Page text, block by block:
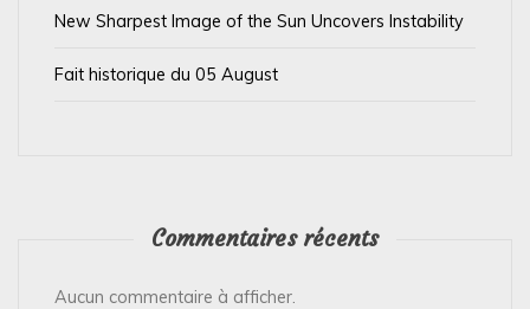
New Sharpest Image of the Sun Uncovers Instability
Fait historique du 05 August
Commentaires récents
Aucun commentaire à afficher.